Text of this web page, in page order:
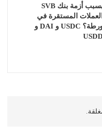
بسبب أزمة بنك SVB
العملات المستقرة في
ورطة؟ USDC و DAI و
USDD